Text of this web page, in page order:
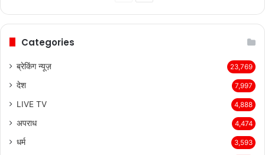
Categories
ब्रेकिंग न्यूज़ 23,769
देश 7,997
LIVE TV 4,888
अपराध 4,474
धर्म 3,593